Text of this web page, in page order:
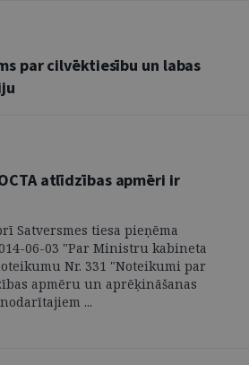
par cilvēktiesību un labas
atlīdzības apmēri ir
Satversmes tiesa pieņēma
06-03 "Par Ministru kabineta
Nr. 331 "Noteikumi par
apmēru un aprēķināšanas
...